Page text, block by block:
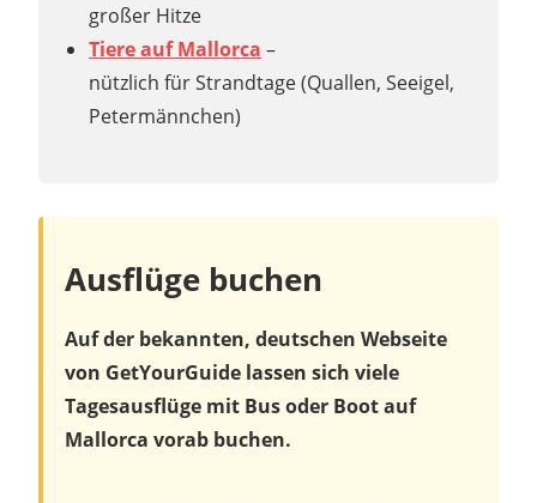
großer Hitze
Tiere auf Mallorca –
nützlich für Strandtage (Quallen, Seeigel,
Petermännchen)
Ausflüge buchen
Auf der bekannten, deutschen Webseite
von GetYourGuide lassen sich viele
Tagesausflüge mit Bus oder Boot auf
Mallorca vorab buchen.